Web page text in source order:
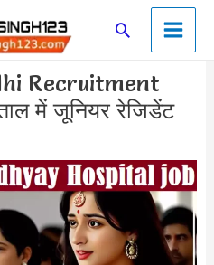
SearchMain
Menu
Recruitment
में जूनियर रेजिडेंट